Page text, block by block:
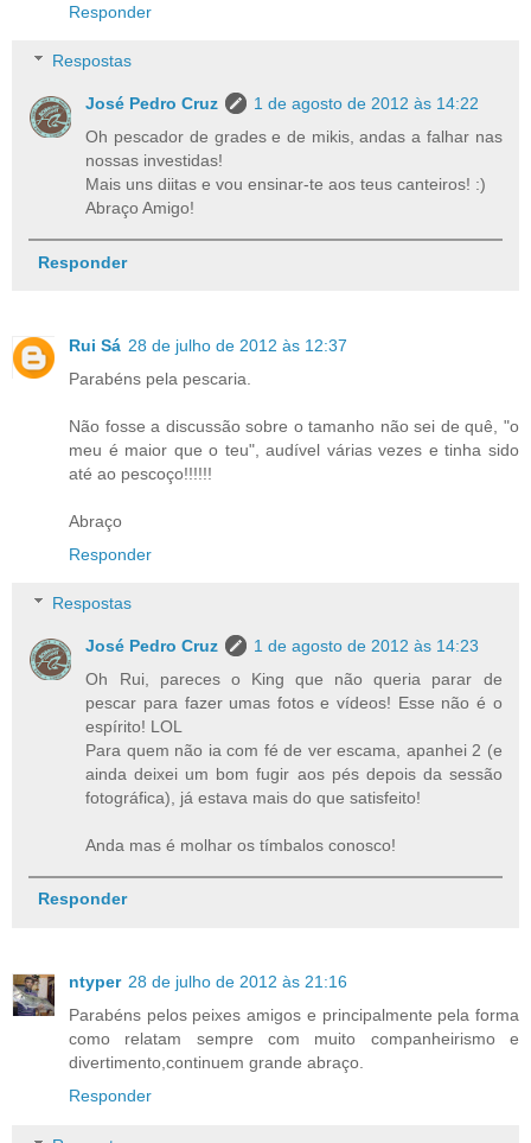
Responder
Respostas
José Pedro Cruz
1 de agosto de 2012 às 14:22
Oh pescador de grades e de mikis, andas a falhar nas
nossas investidas!
Mais uns diitas e vou ensinar-te aos teus canteiros! :)
Abraço Amigo!
Responder
Rui Sá 28 de julho de 2012 às 12:37
Parabéns pela pescaria.
Não fosse a discussão sobre o tamanho não sei de quê, "o
meu é maior que o teu", audível várias vezes e tinha sido
até ao pescoço!!!!!!
Abraço
Responder
Respostas
José Pedro Cruz
1 de agosto de 2012 às 14:23
Oh Rui, pareces o King que não queria parar de
pescar para fazer umas fotos e vídeos! Esse não é o
espírito! LOL
Para quem não ia com fé de ver escama, apanhei 2 (e
ainda deixei um bom fugir aos pés depois da sessão
fotográfica), já estava mais do que satisfeito!
Anda mas é molhar os tímbalos conosco!
Responder
ntyper 28 de julho de 2012 às 21:16
Parabéns pelos peixes amigos e principalmente pela forma
como relatam sempre com muito companheirismo e
divertimento,continuem grande abraço.
Responder